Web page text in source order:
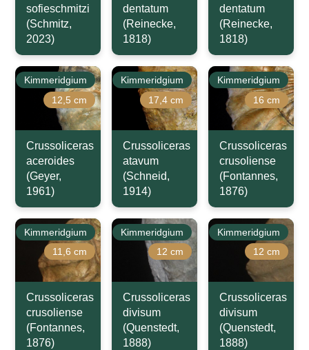
sofieschmitzi
(Schmitz,
2023)
dentatum
(Reinecke,
1818)
dentatum
(Reinecke,
1818)
Kimmeridgium
12,5 cm
Crussoliceras
aceroides
(Geyer,
1961)
Kimmeridgium
17,4 cm
Crussoliceras
atavum
(Schneid,
1914)
Kimmeridgium
16 cm
Crussoliceras
crusoliense
(Fontannes,
1876)
Kimmeridgium
11,6 cm
Crussoliceras
crusoliense
(Fontannes,
1876)
Kimmeridgium
12 cm
Crussoliceras
divisum
(Quenstedt,
1888)
Kimmeridgium
12 cm
Crussoliceras
divisum
(Quenstedt,
1888)